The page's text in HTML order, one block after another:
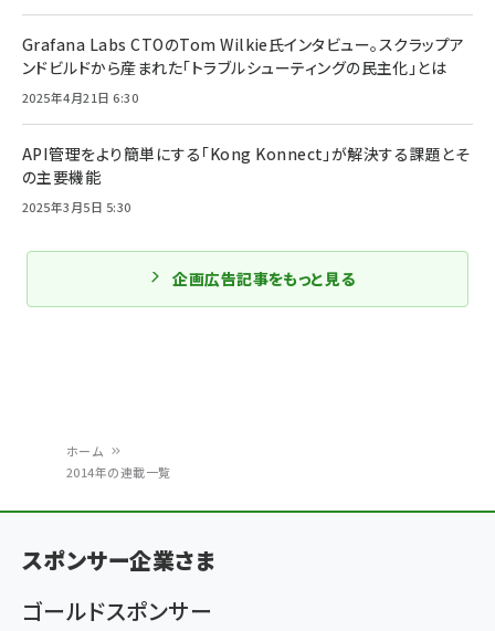
く
ず
ホーム
2014年の連載一覧
Grafana Labs CTOのTom Wilkie氏インタビュー。スクラップア
ンドビルドから産まれた「トラブルシューティングの民主化」とは
2025年4月21日 6:30
API管理をより簡単にする「Kong Konnect」が解決する課題とそ
の主要機能
2025年3月5日 5:30
企画広告記事をもっと見る
スポンサー企業さま
ゴールドスポンサー